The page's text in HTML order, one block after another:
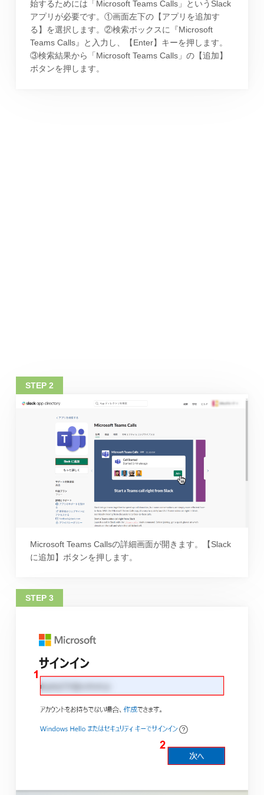
始するためには「Microsoft Teams Calls」というSlack
アプリが必要です。①画面左下の【アプリを追加す
る】を選択します。②検索ボックスに『Microsoft
Teams Calls』と入力し、【Enter】キーを押します。
③検索結果から「Microsoft Teams Calls」の【追加】
ボタンを押します。
Microsoft Teams Callsの詳細画面が開きます。【Slack
に追加】ボタンを押します。